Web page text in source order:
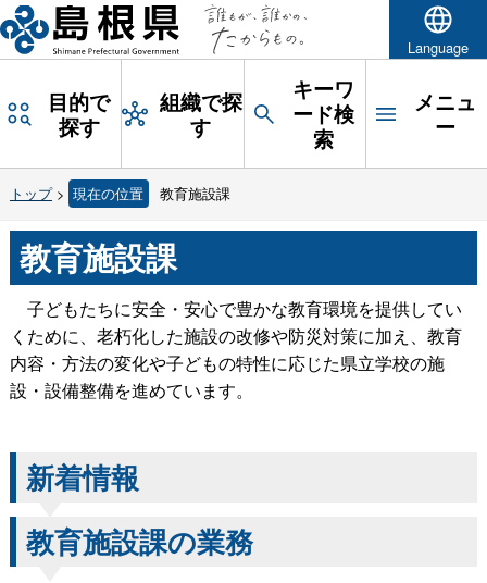
Language
目的で
探す
組織で探
す
キーワ
ード検
索
メニュ
ー
トップ> 現在の位置 教育施設課
教育施設課
子どもたちに安全・安心で豊かな教育環境を提供してい
くために、老朽化した施設の改修や防災対策に加え、教育
内容・方法の変化や子どもの特性に応じた県立学校の施
設・設備整備を進めています。
新着情報
教育施設課の業務